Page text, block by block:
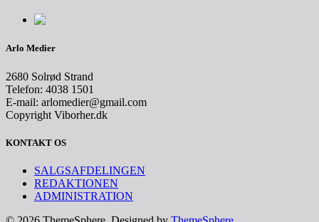
Arlo Medier
2680 Solrød Strand
Telefon: 4038 1501
E-mail: arlomedier@gmail.com
Copyright Viborher.dk
KONTAKT OS
SALGSAFDELINGEN
REDAKTIONEN
ADMINISTRATION